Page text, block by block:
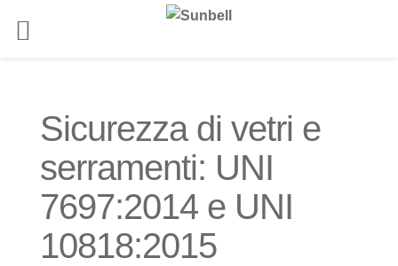
Sicurezza di vetri e
serramenti: UNI
7697:2014 e UNI
10818:2015